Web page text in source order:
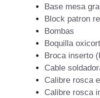
Base mesa
Block patron
Bombas
Boquilla
Broca inserto
Cable
Calibre rosca
Calibre rosca